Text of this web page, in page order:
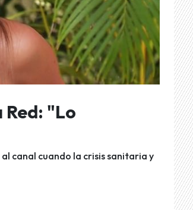
Red: "Lo
canal cuando la crisis sanitaria y